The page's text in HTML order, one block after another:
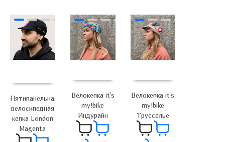
Пятипанельная
велосипедная
кепка London
Magenta
Велокепка it’s
my!bike
Индурайн
Велокепка it’s
my!bike
Трусселье